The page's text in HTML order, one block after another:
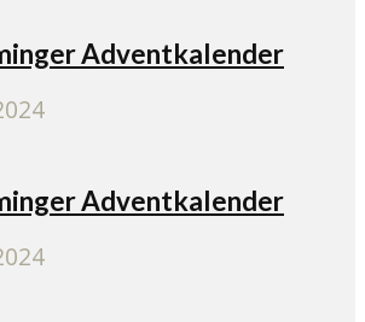
Adventkalender
Adventkalender